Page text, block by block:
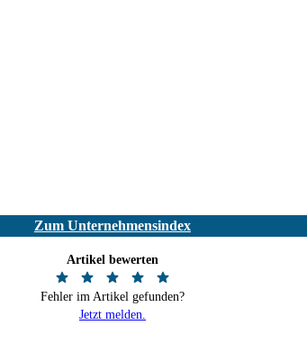
Zum Unternehmensindex
Artikel bewerten
Fehler im Artikel gefunden?
Jetzt melden.